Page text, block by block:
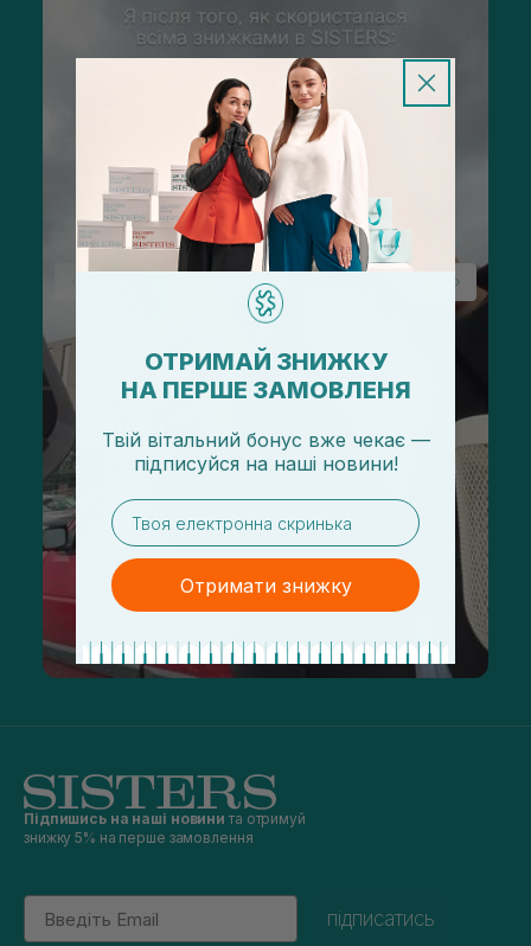
Підпишись на наші новини та отримуй
знижку 5% на перше замовлення
Email
підписатись
ОТРИМАЙ ЗНИЖКУ
НА ПЕРШЕ ЗАМОВЛЕНЯ
Твій вітальний бонус вже чекає —
підписуйся на наші новини!
email
Отримати знижку